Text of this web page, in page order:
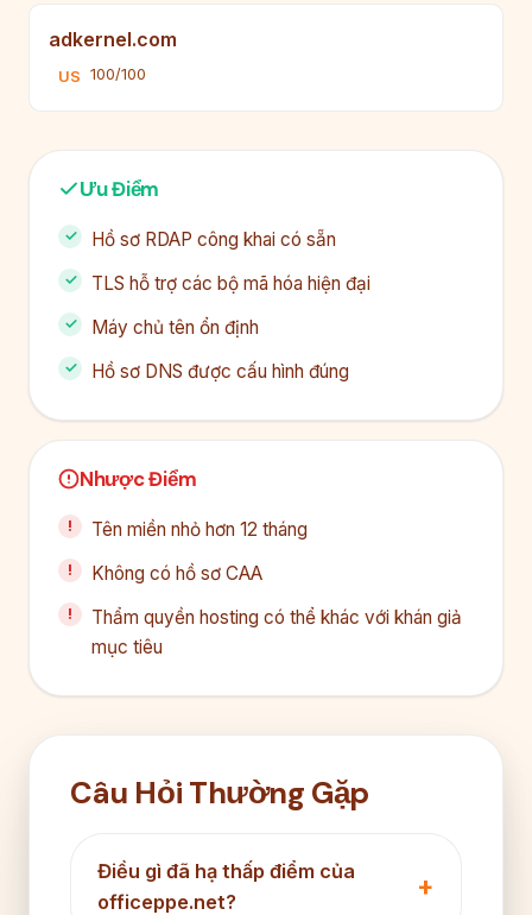
adkernel.com
US 100/100
Ưu Điểm
Hồ sơ RDAP công khai có sẵn
TLS hỗ trợ các bộ mã hóa hiện đại
Máy chủ tên ổn định
Hồ sơ DNS được cấu hình đúng
Nhược Điểm
Tên miền nhỏ hơn 12 tháng
Không có hồ sơ CAA
Thẩm quyền hosting có thể khác với khán giả
mục tiêu
Câu Hỏi Thường Gặp
Điều gì đã hạ thấp điểm của
officeppe.net?